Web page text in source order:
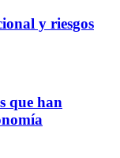
y riesgos
que han